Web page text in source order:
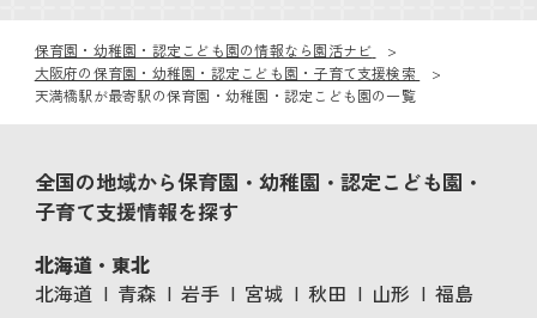
保育園・幼稚園・認定こども園の情報なら園活ナビ
大阪府の保育園・幼稚園・認定こども園・子育て支援検索
天満橋駅が最寄駅の保育園・幼稚園・認定こども園の一覧
全国の地域から保育園・幼稚園・認定こども園・
子育て支援情報を探す
北海道・東北
北海道
青森 岩手 宮城 秋田 山形
福島